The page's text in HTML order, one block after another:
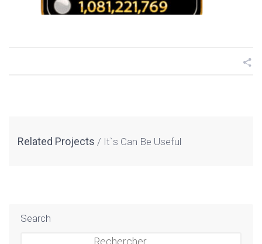
Related Projects It`s Can Be Useful
Search